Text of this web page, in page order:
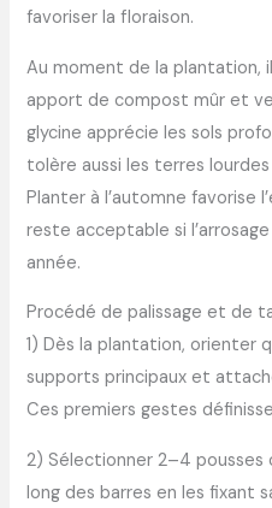
favoriser la floraison.
Au moment de la plantation,
apport de compost mûr et
glycine apprécie les sols
tolère aussi les terres
Planter à l’automne favorise
reste acceptable si
année.
Procédé de palissage et de
1) Dès la plantation, orienter
supports principaux et
Ces premiers gestes
2) Sélectionner 2–4
long des barres en les fixant